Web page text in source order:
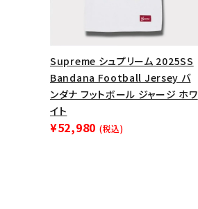
Supreme シュプリーム 2025SS
Bandana Football Jersey バ
ンダナ フットボール ジャージ ホワ
イト
¥52,980 (税込)